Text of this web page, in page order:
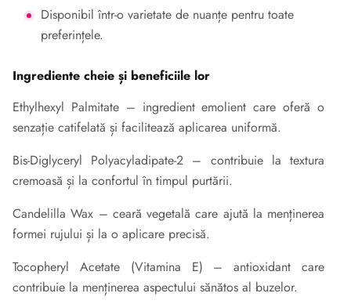
Disponibil într-o varietate de nuanțe pentru toate
preferințele.
Ingrediente cheie și beneficiile lor
Ethylhexyl Palmitate – ingredient emolient care oferă o
senzație catifelată și facilitează aplicarea uniformă.
Bis-Diglyceryl Polyacyladipate-2 – contribuie la textura
cremoasă și la confortul în timpul purtării.
Candelilla Wax – ceară vegetală care ajută la menținerea
formei rujului și la o aplicare precisă.
Tocopheryl Acetate (Vitamina E) – antioxidant care
contribuie la menținerea aspectului sănătos al buzelor.